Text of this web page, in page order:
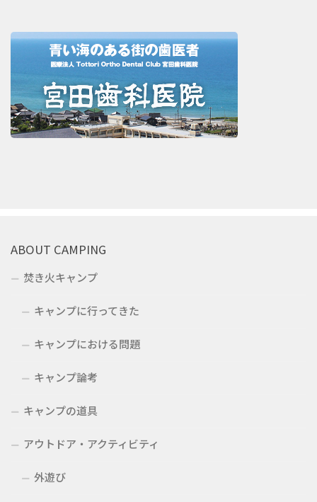
ABOUT CAMPING
焚き火キャンプ
キャンプに行ってきた
キャンプにおける問題
キャンプ論考
キャンプの道具
アウトドア・アクティビティ
外遊び